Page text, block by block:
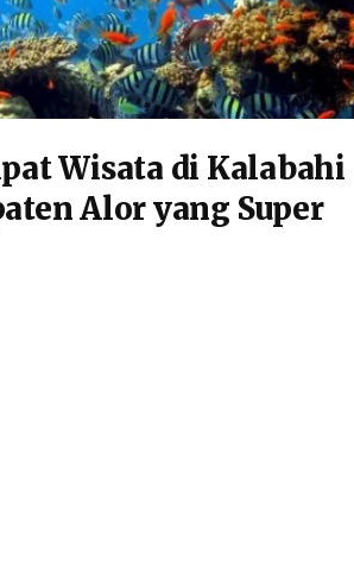
Wisata di Kalabahi
Alor yang Super